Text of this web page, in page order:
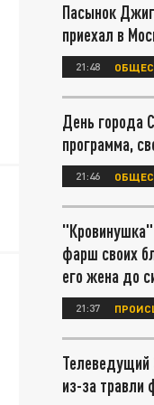
Пасынок
приехал в
21:48
День города
программа,
21:46
"Кровинушка"
фарш своих
его жена до
21:37
из-за